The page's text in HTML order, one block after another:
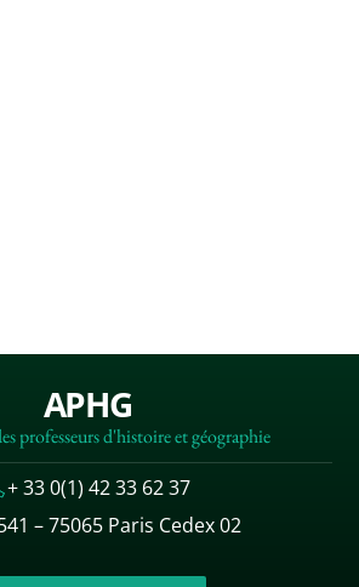
APHG
professeurs d'histoire et géographie
+ 33 0(1) 42 33 62 37
– 75065 Paris Cedex 02